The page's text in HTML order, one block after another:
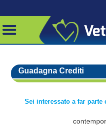
Guadagna Crediti
Sei interessato a far